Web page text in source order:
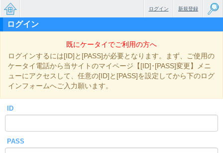
無料で
っと大
小説
新規登録
ログイン
ログイン
既にケータイでご利用の方へ
ログインするには[ID]と[PASS]が必要となります。まず、ご使用の
ケータイ電話から当サイトのマイページ【[ID]･[PASS]変更】メニ
ューにアクセスして、任意の[ID]と[PASS]を設定してから下のログ
インフォームへご入力願います。
ID
PASS